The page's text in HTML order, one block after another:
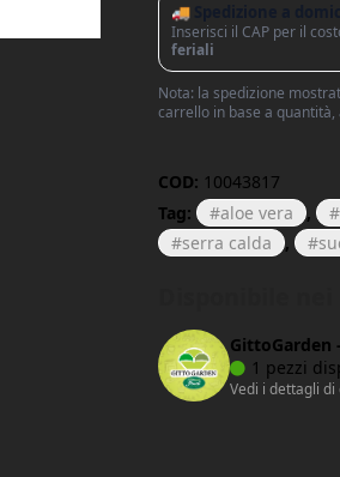
🚚 Spedizione a
Inserisci il CAP per il
feriali
Nota: la spedizione
carrello in base a
COD: 10043817
Tag:
aloe vera ,
serra calda
,
GittoGarden
1 pezzi
Vedi i dettagli